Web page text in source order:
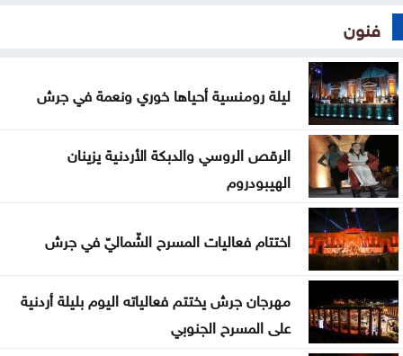
فنون
ليلة رومنسية أحياها خوري ونعمة في جرش
الرقص الروسي والدبكة الأردنية يزينان
الهيبودروم
اختتام فعاليات المسرح الشّماليّ في جرش
مهرجان جرش يختتم فعالياته اليوم بليلة أردنية
على المسرح الجنوبي